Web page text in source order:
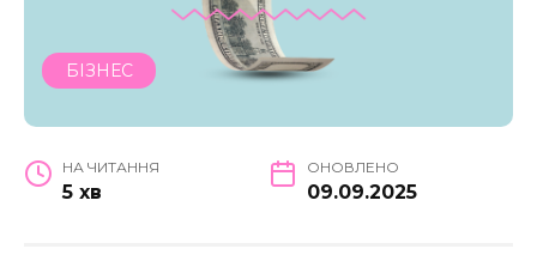
БІЗНЕС
НА ЧИТАННЯ
5 хв
ОНОВЛЕНО
09.09.2025